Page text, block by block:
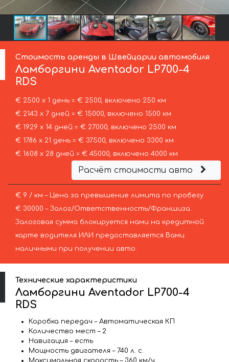
Стоимость аренды в Швейцарии автомобиля
Ламборгини Aventador LP700-4
RDS
€ 2500 х 1 день = € 2500, включено 250 км
€ 2143 х 7 дней = € 15000, включено 1500 км
€ 1929 х 14 дней = € 27000, включено 2500 км
€ 1786 х 21 день = € 37500, включено 3300 км
€ 1608 х 28 дней = € 45000, включено 4000 км
Расчёт стоимости авто
€ 9 / км – Цена за превышение лимита по пробегу
€ 30000 – Залог/Ответственность/Франшиза.
Залоговая сумма блокируется нами на кредитной
карте водителя ИЛИ предоставляется Вами
наличными при получении авто.
Технические характеристики
Ламборгини Aventador LP700-4
RDS
Коробка передач – Автоматическая КП
Количество мест – 2
Навигация – есть
Мощность двигателя – 740 л. с.
Максимальная скорость – 360 км/ч